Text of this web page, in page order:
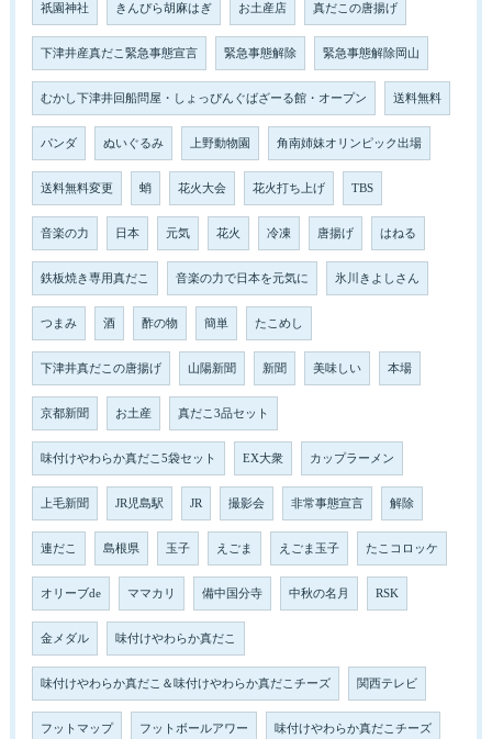
祇園神社 きんぴら胡麻はぎ お土産店 真だこの唐揚げ
下津井産真だこ緊急事態宣言 緊急事態解除 緊急事態解除岡山
むかし下津井回船問屋・しょっぴんぐばざーる館・オープン 送料無料
パンダ ぬいぐるみ 上野動物園 角南姉妹オリンピック出場
送料無料変更 蛸 花火大会 花火打ち上げ TBS
音楽の力 日本 元気 花火 冷凍 唐揚げ はねる
鉄板焼き専用真だこ 音楽の力で日本を元気に 氷川きよしさん
つまみ 酒 酢の物 簡単 たこめし
下津井真だこの唐揚げ 山陽新聞 新聞 美味しい 本場
京都新聞 お土産 真だこ3品セット
味付けやわらか真だこ5袋セット EX大衆 カップラーメン
上毛新聞 JR児島駅 JR 撮影会 非常事態宣言 解除
連だこ 島根県 玉子 えごま えごま玉子 たこコロッケ
オリーブde ママカリ 備中国分寺 中秋の名月 RSK
金メダル 味付けやわらか真だこ
味付けやわらか真だこ＆味付けやわらか真だこチーズ 関西テレビ
フットマップ フットボールアワー 味付けやわらか真だこチーズ